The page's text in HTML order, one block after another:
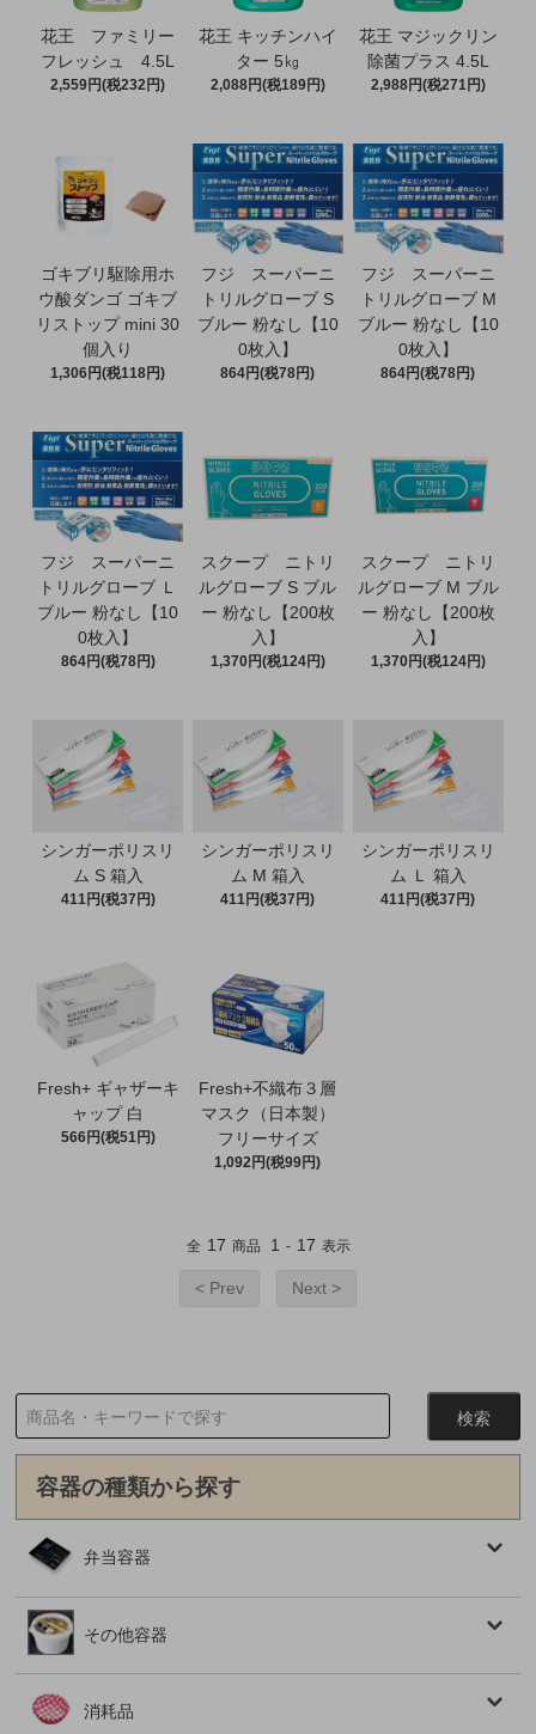
花王 ファミリー
フレッシュ 4.5L
2,559円(税232円)
花王 キッチンハイ
ター 5㎏
2,088円(税189円)
花王 マジックリン
除菌プラス 4.5L
2,988円(税271円)
ゴキブリ駆除用ホ
ウ酸ダンゴ ゴキブ
リストップ mini 30
個入り
1,306円(税118円)
フジ スーパーニ
トリルグローブ S
ブルー 粉なし【10
0枚入】
864円(税78円)
フジ スーパーニ
トリルグローブ M
ブルー 粉なし【10
0枚入】
864円(税78円)
フジ スーパーニ
トリルグローブ Ｌ
ブルー 粉なし【10
0枚入】
864円(税78円)
スクープ ニトリ
ルグローブ S ブル
ー 粉なし【200枚
入】
1,370円(税124円)
スクープ ニトリ
ルグローブ M ブル
ー 粉なし【200枚
入】
1,370円(税124円)
シンガーポリスリ
ム S 箱入
411円(税37円)
シンガーポリスリ
ム M 箱入
411円(税37円)
シンガーポリスリ
ム Ｌ 箱入
411円(税37円)
Fresh+ ギャザーキ
ャップ 白
566円(税51円)
Fresh+不織布３層
マスク（日本製）
フリーサイズ
1,092円(税99円)
全 17 商品 1 - 17 表示
< Prev Next >
容器の種類から探す
弁当容器
その他容器
消耗品